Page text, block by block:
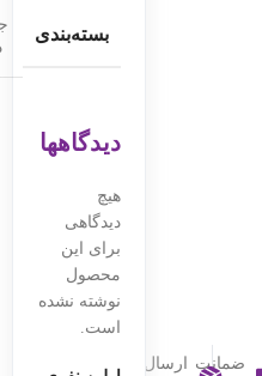
ضمانت ارسال
بسته‌بندی
دیدگاهها
هیچ
دیدگاهی
برای این
محصول
نوشته نشده
است.